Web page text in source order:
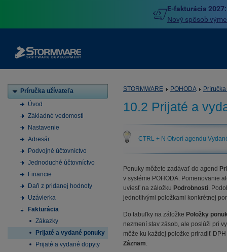
E-fakturácia 2027:
Nový spôsob
Príručka užívateľa
Úvod
Základné vedomosti
Nastavenie
Adresár
Podvojné účtovníctvo
Jednoduché účtovníctvo
Financie
Daň z pridanej hodnoty
Uzávierka
Fakturácia
Zákazky
Prijaté a vydané ponuky
Prijaté a vydané dopyty
STORMWARE POHODA
10.2 Prijaté a
CTRL + N Otvorí agendu
Ponuky môžete zadávať do agend
v systéme POHODA. Pomenovanie
uviesť na záložku Podrobnosti.
jednotlivými položkami konkrétnej
Do tabuľky na záložke Položky
nezmení stav zásob, ale poslúži pri
môže ku každej položke priradiť
Záznam.